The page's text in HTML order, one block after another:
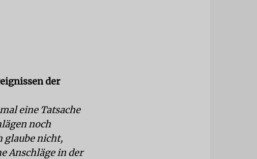
der
eine Tatsache
noch
glaube nicht,
Anschläge in der